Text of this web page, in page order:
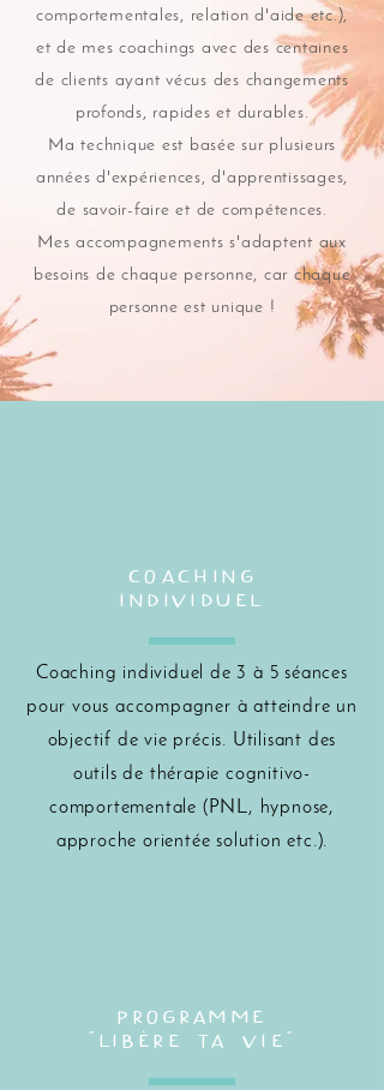
comportementales, relation d'aide etc.),
et de mes coachings avec des centaines
de clients ayant vécus des changements
profonds, rapides et durables.
Ma technique est basée sur plusieurs
années d'expériences, d'apprentissages,
de savoir-faire et de compétences.
Mes accompagnements s'adaptent aux
besoins de chaque personne, car chaque
personne est unique !
COACHING
individuel
Coaching individuel de 3 à 5 séances
pour vous accompagner à atteindre un
objectif de vie précis. Utilisant des
outils de thérapie cognitivo-
comportementale (PNL, hypnose,
approche orientée solution etc.).
programme
"libère ta vie"